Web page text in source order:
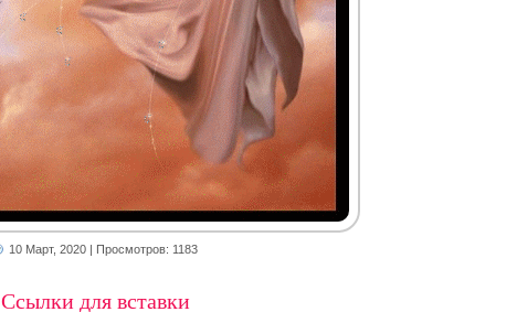
10 Март, 2020 | Просмотров: 1183
Ссылки для вставки